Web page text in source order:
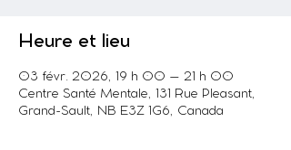
Heure et lieu
03 févr. 2026, 19 h 00 – 21 h 00
Centre Santé Mentale, 131 Rue Pleasant,
Grand-Sault, NB E3Z 1G6, Canada